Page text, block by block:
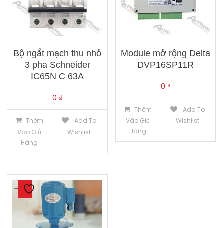
Bộ ngắt mạch thu nhỏ
3 pha Schneider
IC65N C 63A
0 ₫
Thêm
Vào Giỏ
Hàng
Add To
Wishlist
Module mở rộng Delta
DVP16SP11R
0 ₫
Thêm
Vào Giỏ
Hàng
Add To
Wishlist